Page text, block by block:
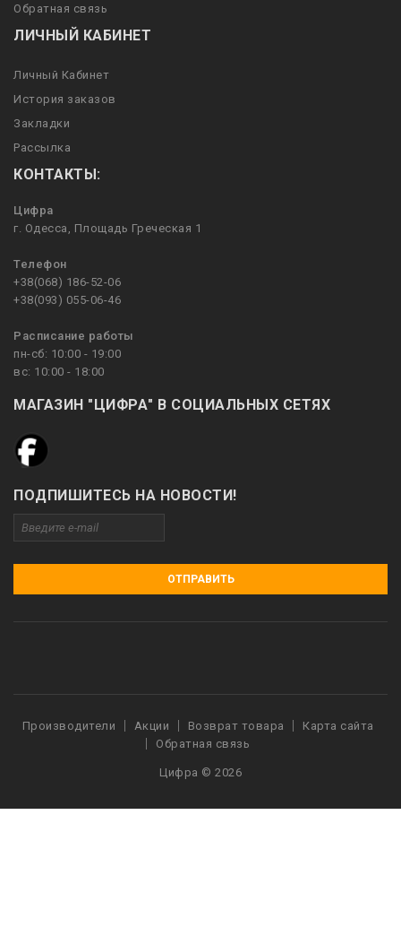
Обратная связь
ЛИЧНЫЙ КАБИНЕТ
Личный Кабинет
История заказов
Закладки
Рассылка
КОНТАКТЫ:
Цифра
г. Одесса, Площадь Греческая 1
Телефон
+38(068) 186-52-06
+38(093) 055-06-46
Расписание работы
пн-сб: 10:00 - 19:00
вс: 10:00 - 18:00
МАГАЗИН "ЦИФРА" В СОЦИАЛЬНЫХ СЕТЯХ
ПОДПИШИТЕСЬ НА НОВОСТИ!
ОТПРАВИТЬ
Производители Акции Возврат товара
Карта сайта
Обратная связь
Цифра © 2026